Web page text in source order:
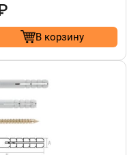
В корзину